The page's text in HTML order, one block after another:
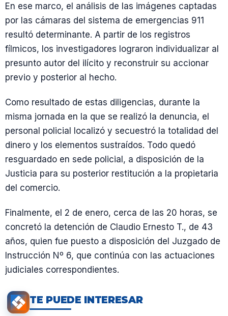
En ese marco, el análisis de las imágenes captadas
por las cámaras del sistema de emergencias 911
resultó determinante. A partir de los registros
fílmicos, los investigadores lograron individualizar al
presunto autor del ilícito y reconstruir su accionar
previo y posterior al hecho.
Como resultado de estas diligencias, durante la
misma jornada en la que se realizó la denuncia, el
personal policial localizó y secuestró la totalidad del
dinero y los elementos sustraídos. Todo quedó
resguardado en sede policial, a disposición de la
Justicia para su posterior restitución a la propietaria
del comercio.
Finalmente, el 2 de enero, cerca de las 20 horas, se
concretó la detención de Claudio Ernesto T., de 43
años, quien fue puesto a disposición del Juzgado de
Instrucción Nº 6, que continúa con las actuaciones
judiciales correspondientes.
TE PUEDE INTERESAR